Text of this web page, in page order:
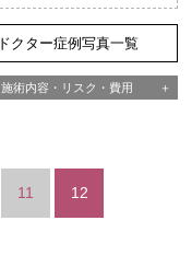
ドクター症例写真一覧
施術内容・リスク・費用
11 12